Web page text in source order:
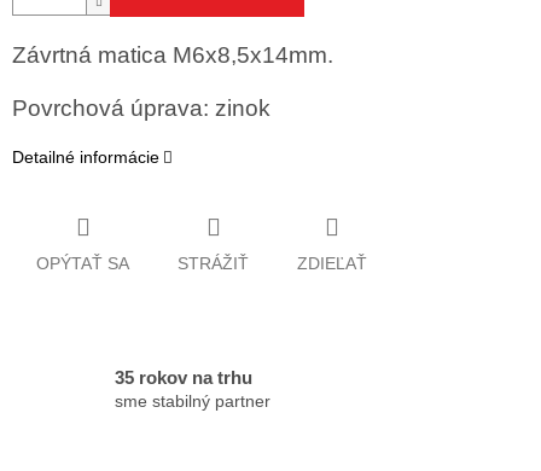
Závrtná matica M6x8,5x14mm.
Povrchová úprava: zinok
Detailné informácie
OPÝTAŤ SA STRÁŽIŤ ZDIEĽAŤ
35 rokov na trhu
sme stabilný partner